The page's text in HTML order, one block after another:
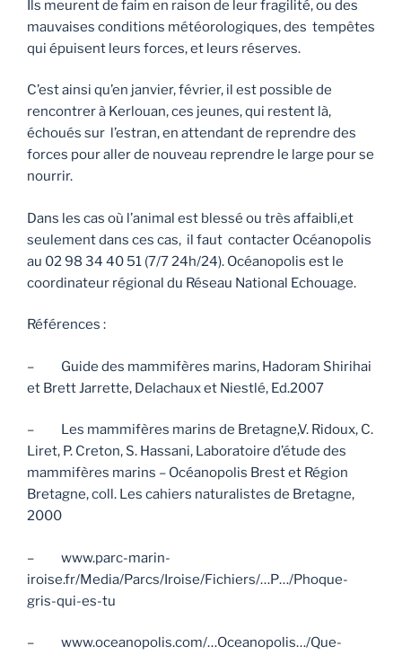
Ils meurent de faim en raison de leur fragilité, ou des
mauvaises conditions météorologiques, des tempêtes
qui épuisent leurs forces, et leurs réserves.
C’est ainsi qu’en janvier, février, il est possible de
rencontrer à Kerlouan, ces jeunes, qui restent là,
échoués sur l’estran, en attendant de reprendre des
forces pour aller de nouveau reprendre le large pour se
nourrir.
Dans les cas où l’animal est blessé ou très affaibli,et
seulement dans ces cas, il faut contacter Océanopolis
au 02 98 34 40 51 (7/7 24h/24). Océanopolis est le
coordinateur régional du Réseau National Echouage.
Références :
– Guide des mammifères marins, Hadoram Shirihai
et Brett Jarrette, Delachaux et Niestlé, Ed.2007
– Les mammifères marins de Bretagne,V. Ridoux, C.
Liret, P. Creton, S. Hassani, Laboratoire d’étude des
mammifères marins – Océanopolis Brest et Région
Bretagne, coll. Les cahiers naturalistes de Bretagne,
2000
– www.parc-marin-
iroise.fr/Media/Parcs/Iroise/Fichiers/…P…/Phoque-
gris-qui-es-tu
– www.oceanopolis.com/…Oceanopolis…/Que-